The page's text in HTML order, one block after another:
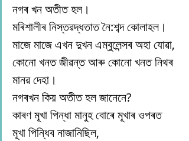
নগৰ খন অতীত হল।
মৰিশালীৰ নিস্তৱদ্ধতাত নৈ:শব্দ কোলাহল।
মাজে মাজে এখন দুখন এম্বুলেন্সৰ অহা যোৱা,
কোনো খনত জীৱন্ত আৰু কোনো খনত নিথৰ
মানৱ দেহা।
নগৰখন কিয় অতীত হল জানেনে?
কাৰণ মূখা পিন্ধা মানুহ বোৰে মূখাৰ ওপৰত
মূখা পিন্ধিব নাজানিছিল,